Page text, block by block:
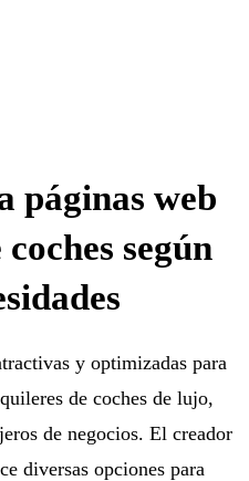
páginas web
según
y optimizadas para
de coches de lujo,
de negocios. El creador
diversas opciones para